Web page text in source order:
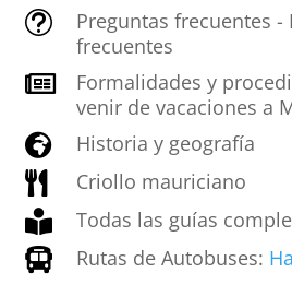
t
Preguntas frecuentes -
frecuentes

Formalidades y
venir de vacaciones a
 Historia y geografía
 Criollo mauriciano
 Todas las guías
 Rutas de Autobuses: